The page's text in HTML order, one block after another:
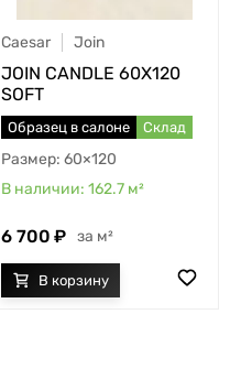
Caesar Join
JOIN CANDLE 60X120
SOFT
Образец в салоне Склад
60×120
162.7 м²
6 700 м²